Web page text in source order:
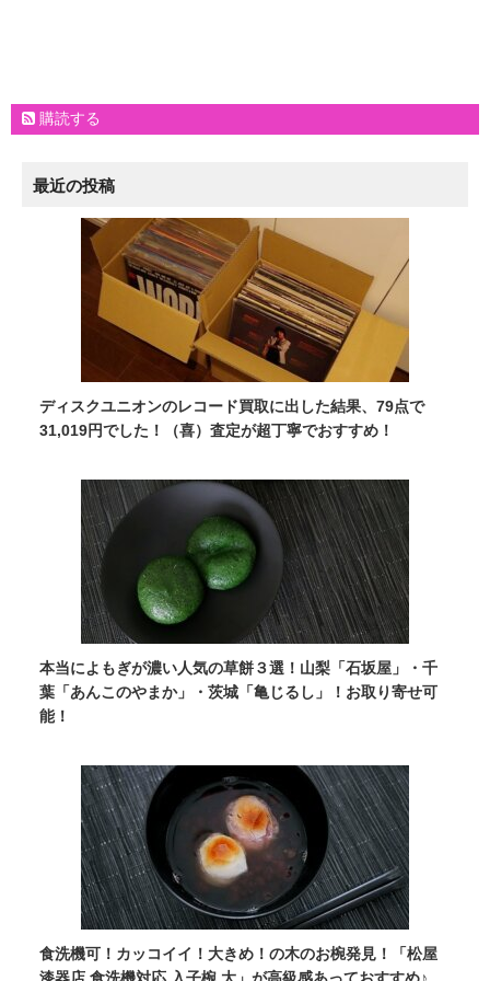
購読する
最近の投稿
ディスクユニオンのレコード買取に出した結果、79点で
31,019円でした！（喜）査定が超丁寧でおすすめ！
本当によもぎが濃い人気の草餅３選！山梨「石坂屋」・千
葉「あんこのやまか」・茨城「亀じるし」！お取り寄せ可
能！
食洗機可！カッコイイ！大きめ！の木のお椀発見！「松屋